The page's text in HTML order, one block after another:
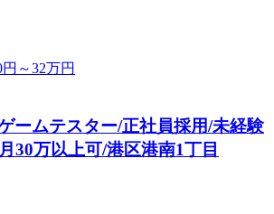
～32万円
ームテスター/正社員採用/未経験
30万以上可/港区港南1丁目